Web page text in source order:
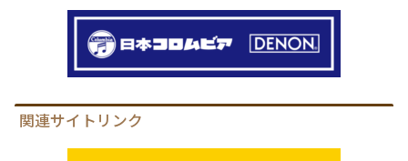
関連サイトリンク